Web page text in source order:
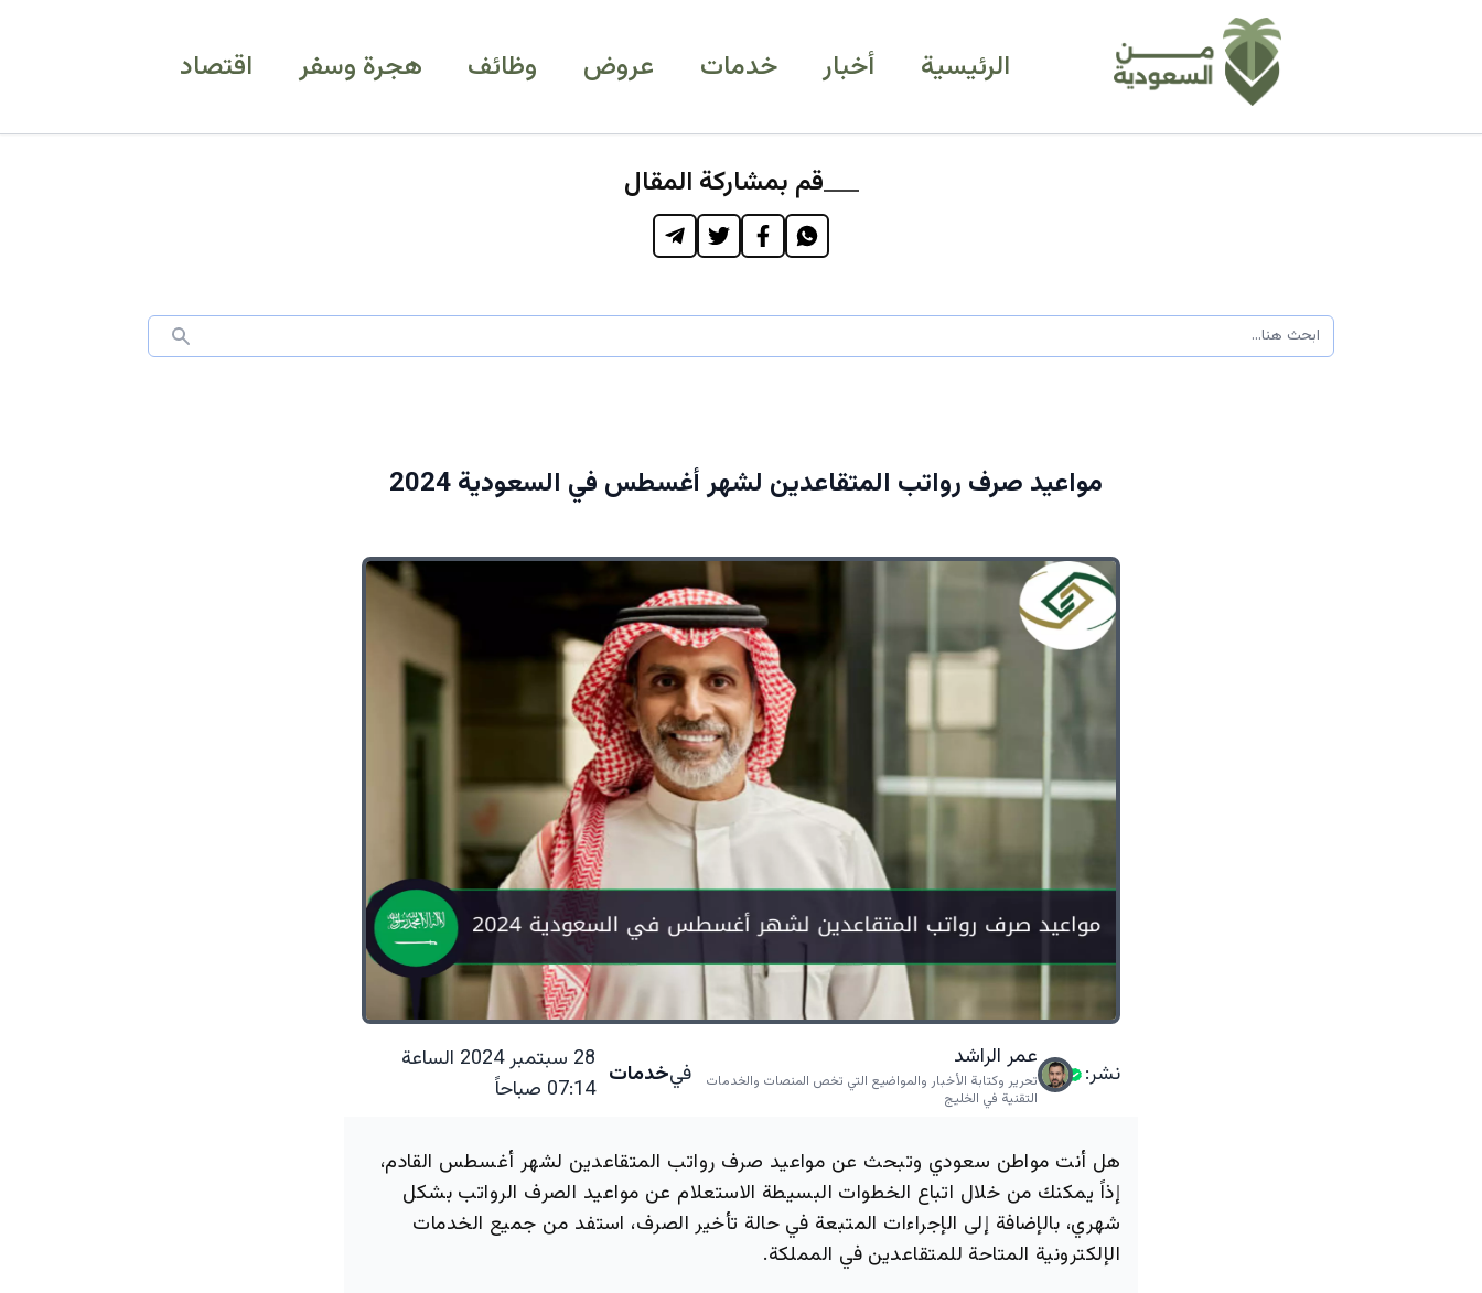
الرئيسية أخبار خدمات عروض وظائف هجرة وسفر اقتصاد
قم بمشاركة المقال
مواعيد صرف رواتب المتقاعدين لشهر أغسطس في السعودية 2024
نشر:
عمر الراشد
تحرير وكتابة الأخبار والمواضيع التي تخص المنصات والخدمات
التقنية في الخليج
فيخدمات
28 سبتمبر 2024 الساعة
07:14 صباحاً
هل أنت مواطن سعودي وتبحث عن مواعيد صرف رواتب المتقاعدين لشهر أغسطس القادم،
إذاً يمكنك من خلال اتباع الخطوات البسيطة الاستعلام عن مواعيد الصرف الرواتب بشكل
شهري، بالإضافة إلى الإجراءات المتبعة في حالة تأخير الصرف، استفد من جميع الخدمات
الإلكترونية المتاحة للمتقاعدين في المملكة.